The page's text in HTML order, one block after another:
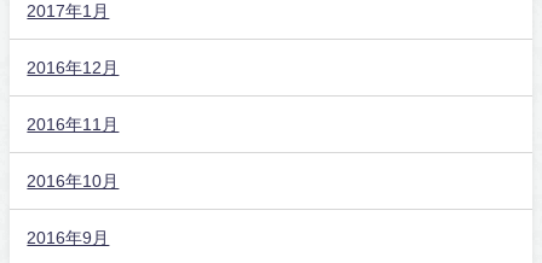
2017年1月
2016年12月
2016年11月
2016年10月
2016年9月